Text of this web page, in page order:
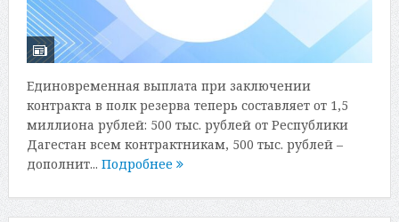
Единовременная выплата при заключении
контракта в полк резерва теперь составляет от 1,5
миллиона рублей: 500 тыс. рублей от Республики
Дагестан всем контрактникам, 500 тыс. рублей –
дополнит... Подробнее